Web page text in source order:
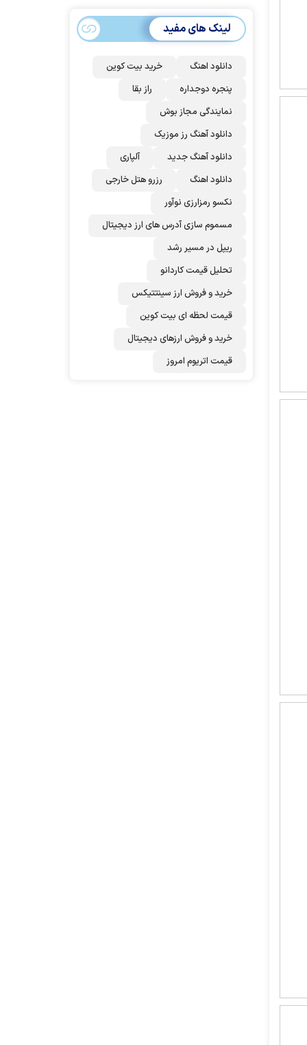
می‌شود؟!
لینک های مفید
دانلود اهنگ
خرید بیت کوین
پنجره دوجداره
راز بقا
نمایندگی مجاز بوش
دانلود آهنگ رز‌ موزیک
دانلود آهنگ جدید
آلپاری
دانلود اهنگ
رزرو هتل خارجی
نکسو رمزارزی نوآور
مسموم سازی آدرس های ارز دیجیتال
ریپل در مسیر رشد
تحلیل قیمت کاردانو
خرید و فروش ارز سینتتیکس
قیمت لحظه ای بیت کوین
خرید و فروش ارزهای دیجیتال
قیمت اتریوم امروز